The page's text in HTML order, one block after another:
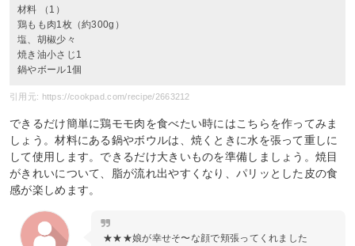
材料 （1）
鶏もも肉1枚（約300g）
塩、胡椒少々
焼き油小さじ1
鍋やボール1個
引用元: https://cookpad.com/recipe/2663212
できるだけ簡単に鶏モモ肉を食べたい時にはこちらを作ってみま
しょう。材料にある鍋やボウルは、焼くときに水を張って重しに
して使用します。できるだけ大きいものを準備しましょう。焼目
がきれいについて、脂が流れ出やすくなり、パリッとした皮の食
感が楽しめます。
★★★娘が幸せそ〜な顔で頬張ってくれました